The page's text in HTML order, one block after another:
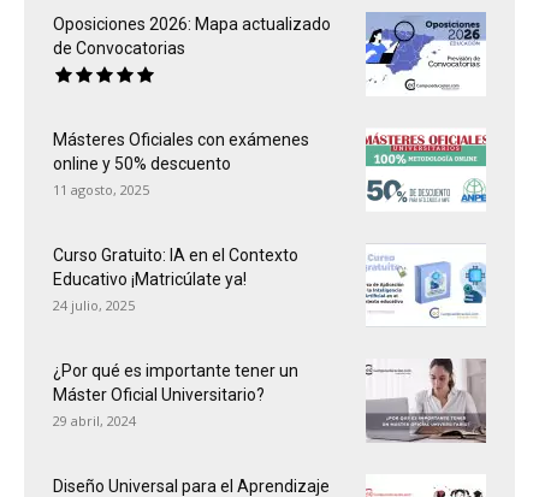
Oposiciones 2026: Mapa actualizado
de Convocatorias
Másteres Oficiales con exámenes
online y 50% descuento
11 agosto, 2025
Curso Gratuito: IA en el Contexto
Educativo ¡Matricúlate ya!
24 julio, 2025
¿Por qué es importante tener un
Máster Oficial Universitario?
29 abril, 2024
Diseño Universal para el Aprendizaje